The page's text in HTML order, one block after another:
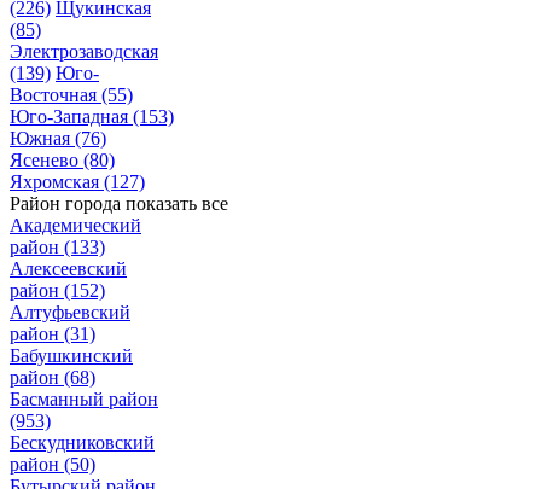
(226) Щукинская
(85)
Электрозаводская
(139) Юго-
Восточная (55)
Юго-Западная (153)
Южная (76)
Ясенево (80)
Яхромская (127)
Район города показать все
Академический
район (133)
Алексеевский
район (152)
Алтуфьевский
район (31)
Бабушкинский
район (68)
Басманный район
(953)
Бескудниковский
район (50)